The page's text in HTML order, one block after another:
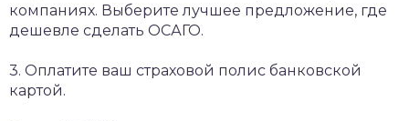
компаниях. Выберите лучшее предложение, где
дешевле сделать ОСАГО.
3. Оплатите ваш страховой полис банковской
картой.